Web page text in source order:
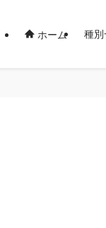
ホーム 種別